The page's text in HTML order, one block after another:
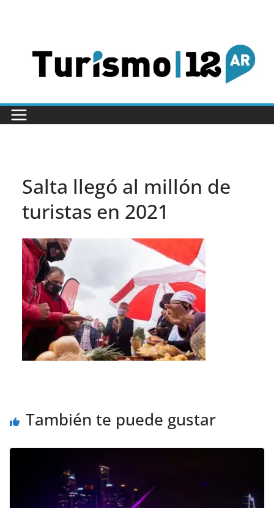
Salta llegó al millón de
turistas en 2021
También te puede gustar